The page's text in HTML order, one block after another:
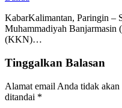
KabarKalimantan, Paringin –
Muhammadiyah
(KKN)…
Tinggalkan Balasan
Alamat email Anda tidak
ditandai *